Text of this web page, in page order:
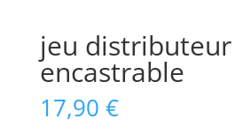
jeu distributeur
encastrable
17,90 €